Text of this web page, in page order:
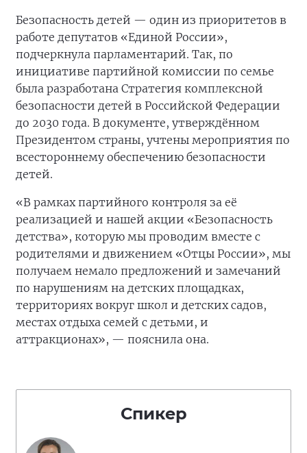
Безопасность детей — один из приоритетов в
работе депутатов «Единой России»,
подчеркнула парламентарий. Так, по
инициативе партийной комиссии по семье
была разработана Стратегия комплексной
безопасности детей в Российской Федерации
до 2030 года. В документе, утверждённом
Президентом страны, учтены мероприятия по
всестороннему обеспечению безопасности
детей.
«В рамках партийного контроля за её
реализацией и нашей акции «Безопасность
детства», которую мы проводим вместе с
родителями и движением «Отцы России», мы
получаем немало предложений и замечаний
по нарушениям на детских площадках,
территориях вокруг школ и детских садов,
местах отдыха семей с детьми, и
аттракционах», — пояснила она.
Спикер